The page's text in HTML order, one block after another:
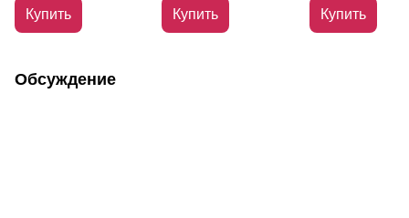
Купить Купить Купить
Обсуждение